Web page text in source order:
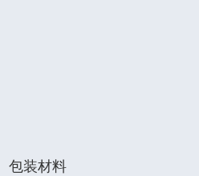
包装材料